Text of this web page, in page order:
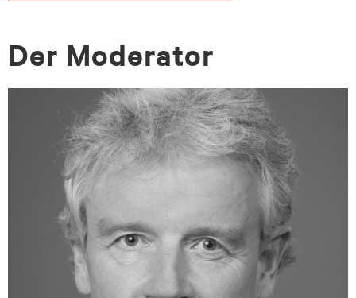
Der Mo­dera­tor